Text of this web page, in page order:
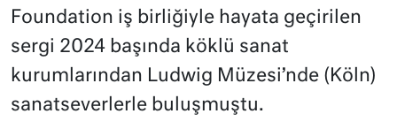
Foundation iş birliğiyle hayata geçirilen
sergi 2024 başında köklü sanat
kurumlarından Ludwig Müzesi’nde (Köln)
sanatseverlerle buluşmuştu.